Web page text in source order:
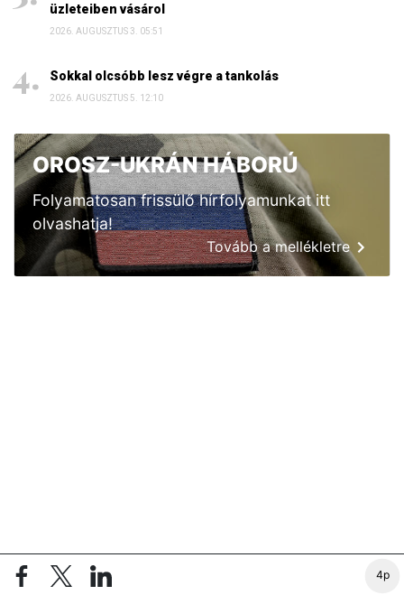
4p
üzleteiben vásárol
2026. AUGUSZTUS 3. 05:51
Sokkal olcsóbb lesz végre a tankolás
2026. AUGUSZTUS 5. 12:10
OROSZ-UKRÁN HÁBORÚ
Folyamatosan frissülő hírfolyamunkat itt
olvashatja!
Tovább a mellékletre